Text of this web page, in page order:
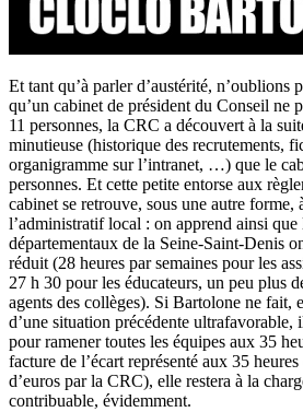
Et tant qu’à parler d’austérité, n’oublions
qu’un cabinet de président du Conseil ne
11 personnes, la CRC a découvert à la
minutieuse (historique des recrutements,
organigramme sur l’intranet, …) que le
personnes. Et cette petite entorse aux
cabinet se retrouve, sous une autre forme,
l’administratif local : on apprend ainsi que
départementaux de la Seine-Saint-Denis
réduit (28 heures par semaines pour les
27 h 30 pour les éducateurs, un peu plus
agents des collèges). Si Bartolone ne fait,
d’une situation précédente ultrafavorable,
pour ramener toutes les équipes aux 35
facture de l’écart représenté aux 35
d’euros par la CRC), elle restera à la
contribuable, évidemment.